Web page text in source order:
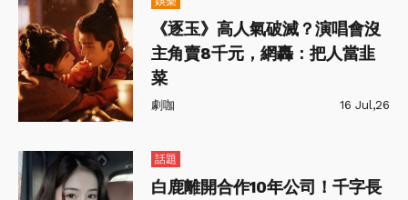
《逐玉》高人氣破滅？演唱會沒
主角賣8千元，網轟：把人當韭
菜
劇咖 16 Jul,26
話題
白鹿離開合作10年公司！千字長